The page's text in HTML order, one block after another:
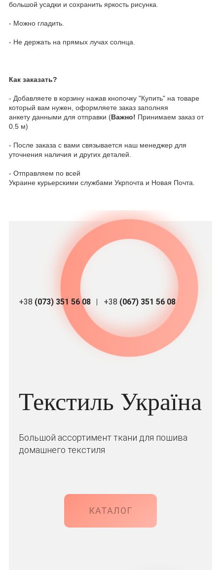
большой усадки и сохранить яркость рисунка.
- Можно гладить.
- Не держать на прямых лучах солнца.
Как заказать?
- Добавляете в корзину нажав кнопочку "Купить" на товаре
который вам нужен, оформляете заказ заполняя
анкету данными для отправки (Важно! Принимаем заказ от
0.5 м)
- После заказа с вами связывается наш менеджер для
уточнения наличия и других деталей.
- Отправляем по всей
Украине курьерскими службами Укрпочта и Новая Почта.
+38 (073) 351 56 08 +38 (067) 351 56 08
Текстиль Україна
Большой ассортимент ткани для пошива
домашнего текстиля
КАТАЛОГ